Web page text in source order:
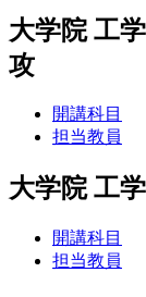
大学院 工
攻
開講科目
担当教員
大学院 工
開講科目
担当教員